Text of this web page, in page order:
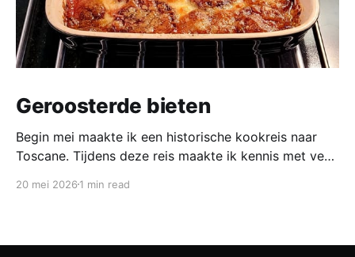
Geroosterde bieten
Begin mei maakte ik een historische kookreis naar
Toscane. Tijdens deze reis maakte ik kennis met veel
keuken. In een middeleeuws klooster maakten we
lekker, daarom maken wij het
20 mei 2026 1 min read